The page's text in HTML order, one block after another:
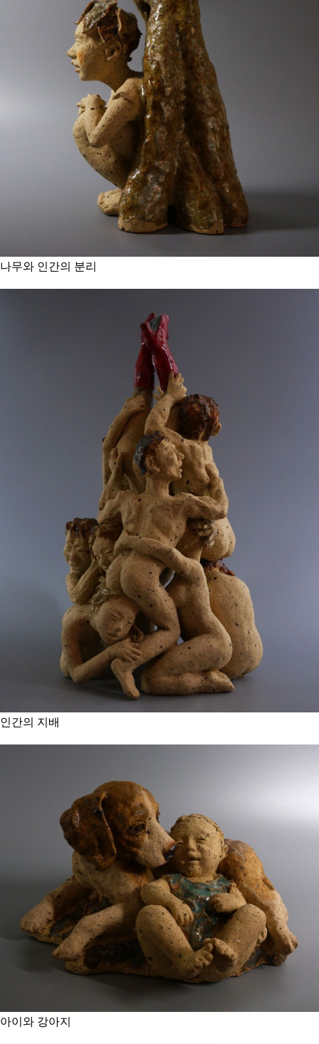
나무와 인간의 분리
인간의 지배
아이와 강아지